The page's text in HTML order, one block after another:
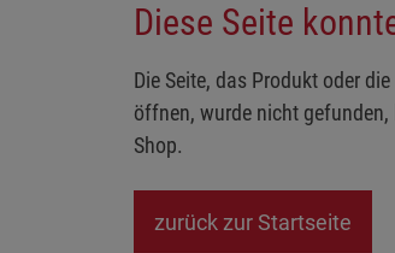
Diese Seite
Die Seite, das Produkt oder
öffnen, wurde nicht
Shop.
zurück zur Startseite